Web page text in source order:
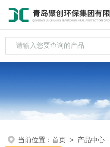
当前位置：首页 > 产品中心